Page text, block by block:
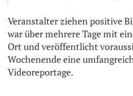
Veranstalter ziehen positive
war über mehrere Tage mit
Ort und veröffentlicht
Wochenende eine
Videoreportage.